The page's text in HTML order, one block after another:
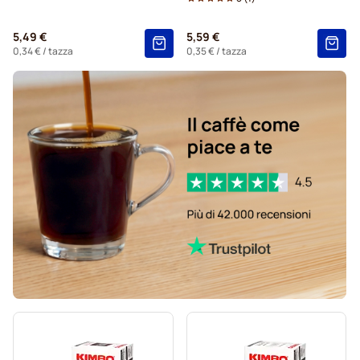
Kaffekapslen capsule caffè per Dolce Gusto
Starbucks® capsule caffè grande per Dolce Gusto
5,49 €
0,34 €/ tazza
5,59 €
0,35 €/ tazza